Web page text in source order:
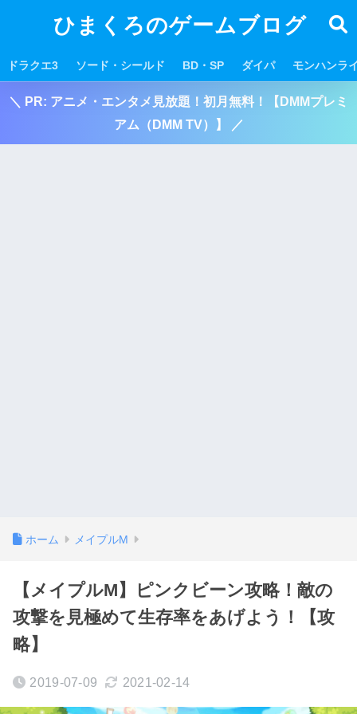
ひまくろのゲームブログ
ドラクエ3 ソード・シールド BD・SP ダイパ モンハンラ
＼ PR: アニメ・エンタメ見放題！初月無料！【DMMプレミ
アム（DMM TV）】 ／
ホーム メイプルM
【メイプルM】ピンクビーン攻略！敵の
攻撃を見極めて生存率をあげよう！【攻
略】
2019-07-09 2021-02-14